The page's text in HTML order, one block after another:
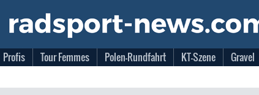
Profis Tour Femmes Polen-Rundfahrt KT-Szene Gravel